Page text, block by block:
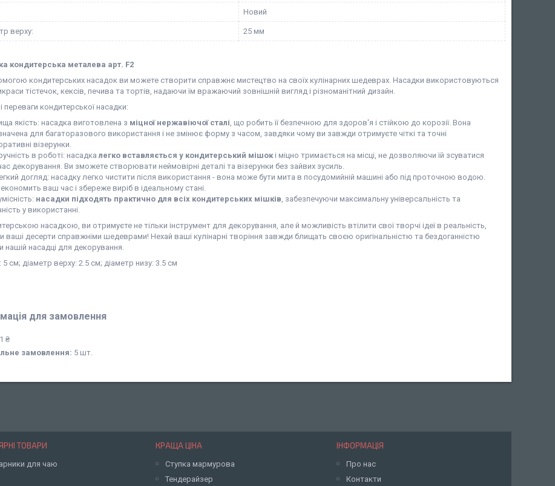
Новий
верху: 25 мм
кондитерська металева арт. F2
кондитерських насадок ви можете створити справжнє мистецтво на своїх кулінарних шедеврах. Насадки використовуються
тістечок, кексів, печива та тортів, надаючи їм вражаючий зовнішній вигляд і різноманітний дизайн.
переваги кондитерської насадки:
якість: насадка виготовлена з міцної нержавіючої сталі , що робить її безпечною для здоров'я і стійкою до корозії. Вона
для багаторазового використання і не змінює форму з часом, завдяки чому ви завжди отримуєте чіткі та точні
візерунки.
в роботі: насадка легко вставляється у кондитерський мішок і міцно тримається на місці, не дозволяючи їй зсуватися
декорування. Ви зможете створювати неймовірні деталі та візерунки без зайвих зусиль.
догляд: насадку легко чистити після використання - вона може бути мита в посудомийній машині або під проточною водою.
ваш час і збереже виріб в ідеальному стані.
насадки підходять практично для всіх кондитерських мішків , забезпечуючи максимальну універсальність та
у використанні.
насадкою, ви отримуєте не тільки інструмент для декорування, але й можливість втілити свої творчі ідеї в реальність,
ваші десерти справжніми шедеврами! Нехай ваші кулінарні творіння завжди блищать своєю оригінальністю та бездоганністю
нашій насадці для декорування.
5 см; діаметр верху: 2.5 см; діаметр низу: 3.5 см
для замовлення
₴
замовлення: 5 шт.
ТОВАРИ
для чаю
КРАЩА ЦІНА
Ступка мармурова
Тендерайзер
ІНФОРМАЦІЯ
Про нас
Контакти